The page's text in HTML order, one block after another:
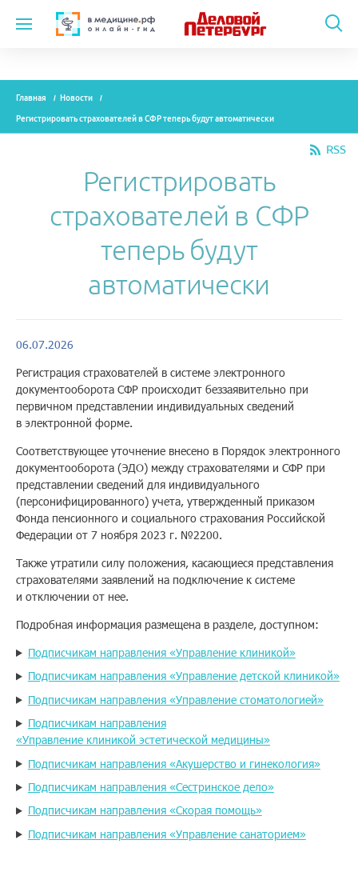
Эксперты
Новости
Рекламодателям
Контакты
Помощь
Заказать звонок
Тарифы
Подписка
Корзина
Главная Новости
Регистрировать страхователей в СФР теперь будут автоматически
RSS
Регистрировать
страхователей в СФР
теперь будут
автоматически
06.07.2026
Регистрация страхователей в системе электронного
документооборота СФР происходит беззаявительно при
первичном представлении индивидуальных сведений
в электронной форме.
Соответствующее уточнение внесено в Порядок электронного
документооборота (ЭДО) между страхователями и СФР при
представлении сведений для индивидуального
(персонифицированного) учета, утвержденный приказом
Фонда пенсионного и социального страхования Российской
Федерации от 7 ноября 2023 г. №2200.
Также утратили силу положения, касающиеся представления
страхователями заявлений на подключение к системе
и отключении от нее.
Подробная информация размещена в разделе, доступном:
Подписчикам направления «Управление клиникой»
Подписчикам направления «Управление детской клиникой»
Подписчикам направления «Управление стоматологией»
Подписчикам направления
«Управление клиникой эстетической медицины»
Подписчикам направления «Акушерство и гинекология»
Подписчикам направления «Сестринское дело»
Подписчикам направления «Скорая помощь»
Подписчикам направления «Управление санаторием»